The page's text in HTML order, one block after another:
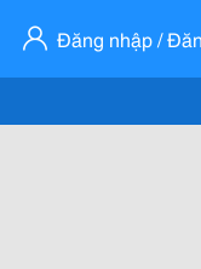
Đăng nhập /